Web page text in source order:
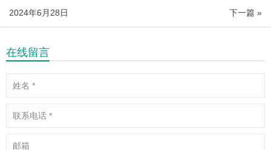
下一篇 »
2024年6月28日
在线留言